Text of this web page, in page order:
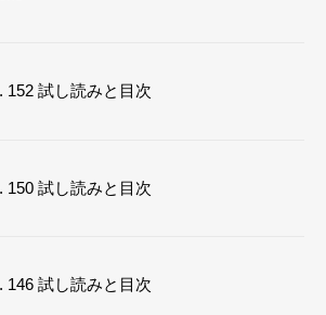
152 試し読みと目次
150 試し読みと目次
146 試し読みと目次